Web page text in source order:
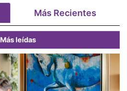
Más Recientes
Más leídas